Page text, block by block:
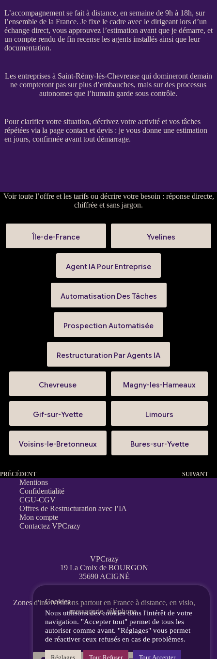
L’accompagnement se fait à distance, en semaine de 9h à 18h, sur
l’ensemble de la France. Je fixe le cadre avec le dirigeant lors d’un
échange direct, vous approuvez l’estimation avant que je démarre, et
un compte rendu de fin recense les agentsinstallés ainsi que leur
documentation.
Les entreprises à Saint-Rémy-lès-Chevreuse qui domineront demain
ne compteront pas sur plus d’embauches, mais sur des processus
autonomes que l’humain garde sous contrôle.
Pour clarifier votre situation, décrivez votre activité et vos tâches
répétées via la page contact et devis: je vous donne une estimation
en jours, confirmée avant tout démarrage.
Voirtoute l’offre et les tarifsou décrire votre besoin : réponse directe,
chiffrée et sans jargon.
Île-de-France Yvelines
Agent IA Pour Entreprise
Automatisation Des Tâches
Prospection Automatisée
Restructuration Par Agents IA
Chevreuse Magny-les-Hameaux
Gif-sur-Yvette Limours
Voisins-le-Bretonneux Bures-sur-Yvette
PRÉCÉDENT SUIVANT
Mentions
Confidentialité
CGU-CGV
Offres de Restructuration avec l’IA
Mon compte
Contactez VPCrazy
VPCrazy
19 La Croix de BOURGON
35690 ACIGNÉ
Zones d'interventions partout en France à distance, en visio,
messagerie, téléphone.
Cookies
Nous utilisons des cookies dans l'intérêt de votre
navigation. "Accepter tout" permet de tous les
autoriser comme avant. "Réglages" vous permet
de réactiver ceux refusés en cas de problèmes.
Réglages Tout Refuser Tout Accepter